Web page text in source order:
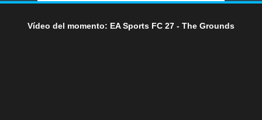
Vídeo del momento: EA Sports FC 27 - The Grounds